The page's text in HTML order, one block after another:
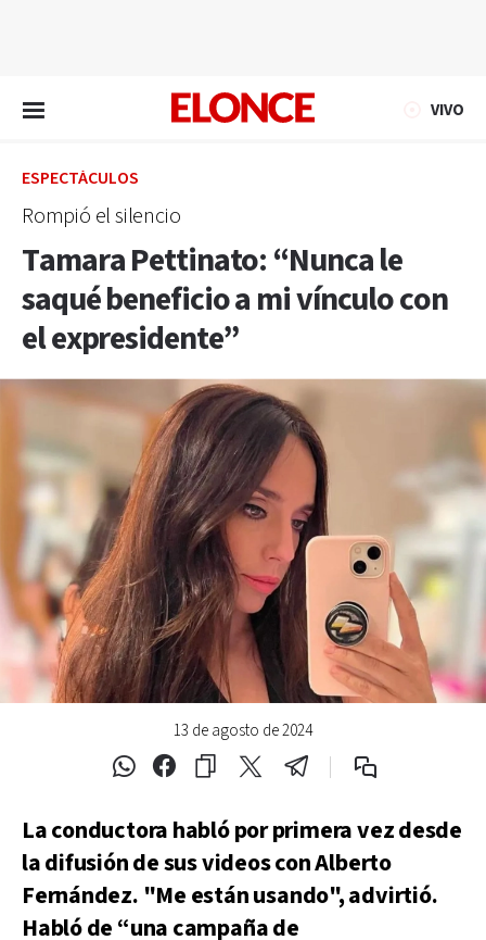
VIVO
ESPECTÁCULOS
Rompió el silencio
Tamara Pettinato: “Nunca le
saqué beneficio a mi vínculo con
el expresidente”
13 de agosto de 2024
La conductora habló por primera vez desde
la difusión de sus videos con Alberto
Fernández. "Me están usando", advirtió.
Habló de “una campaña de